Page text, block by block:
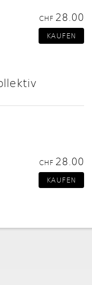
CHF 28.00
CHF 28.00